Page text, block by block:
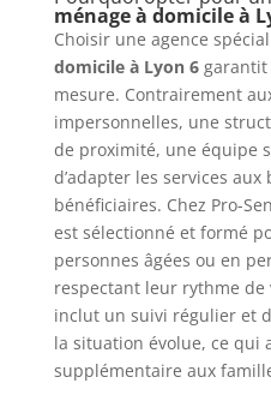
ménage à domicile à
Choisir une agence
domicile à Lyon 6garantit
mesure. Contrairement
impersonnelles, une
de proximité, une équipe
d’adapter les services
bénéficiaires. Chez Pro-
est sélectionné et formé
personnes âgées ou en
respectant leur rythme de
inclut un suivi régulier et
la situation évolue, ce qui
supplémentaire aux